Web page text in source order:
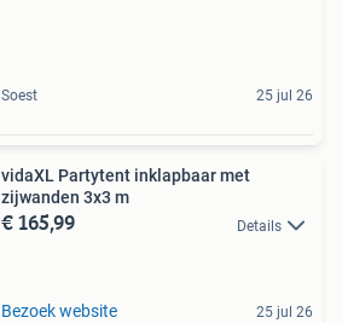
Soest 25 jul 26
vidaXL Partytent inklapbaar met
zijwanden 3x3 m
€ 165,99 Details
Bezoek website 25 jul 26